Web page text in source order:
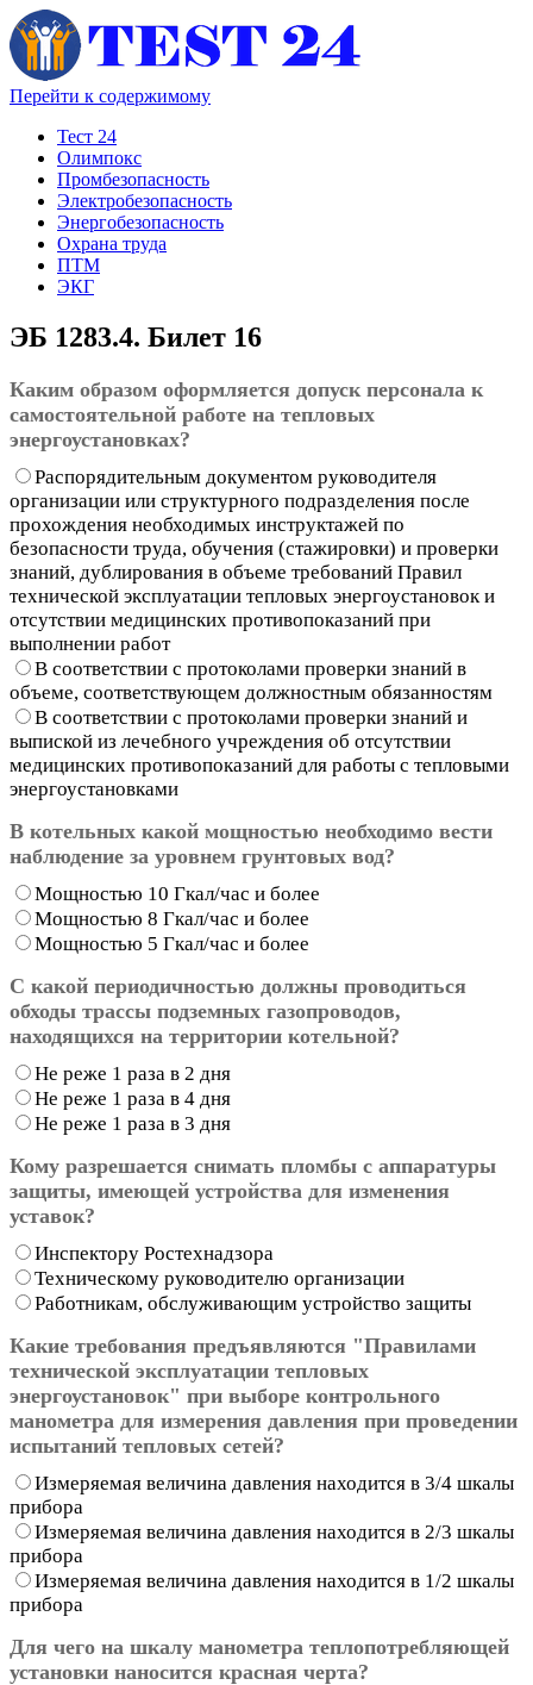
Перейти к содержимому
Тест 24
Олимпокс
Промбезопасность
Электробезопасность
Энергобезопасность
Охрана труда
ПТМ
ЭКГ
ЭБ 1283.4. Билет 16
Каким образом оформляется допуск персонала к
самостоятельной работе на тепловых
энергоустановках?
Распорядительным документом руководителя
организации или структурного подразделения после
прохождения необходимых инструктажей по
безопасности труда, обучения (стажировки) и проверки
знаний, дублирования в объеме требований Правил
технической эксплуатации тепловых энергоустановок и
отсутствии медицинских противопоказаний при
выполнении работ
В соответствии с протоколами проверки знаний в
объеме, соответствующем должностным обязанностям
В соответствии с протоколами проверки знаний и
выпиской из лечебного учреждения об отсутствии
медицинских противопоказаний для работы с тепловыми
энергоустановками
В котельных какой мощностью необходимо вести
наблюдение за уровнем грунтовых вод?
Мощностью 10 Гкал/час и более
Мощностью 8 Гкал/час и более
Мощностью 5 Гкал/час и более
С какой периодичностью должны проводиться
обходы трассы подземных газопроводов,
находящихся на территории котельной?
Не реже 1 раза в 2 дня
Не реже 1 раза в 4 дня
Не реже 1 раза в 3 дня
Кому разрешается снимать пломбы с аппаратуры
защиты, имеющей устройства для изменения
уставок?
Инспектору Ростехнадзора
Техническому руководителю организации
Работникам, обслуживающим устройство защиты
Какие требования предъявляются "Правилами
технической эксплуатации тепловых
энергоустановок" при выборе контрольного
манометра для измерения давления при проведении
испытаний тепловых сетей?
Измеряемая величина давления находится в 3/4 шкалы
прибора
Измеряемая величина давления находится в 2/3 шкалы
прибора
Измеряемая величина давления находится в 1/2 шкалы
прибора
Для чего на шкалу манометра теплопотребляющей
установки наносится красная черта?